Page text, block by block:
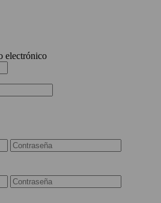
electrónico